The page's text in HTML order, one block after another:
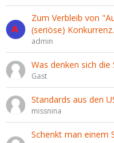
Zum Verbleib von
(seriöse)
admin
Was denken sich die
Gast
Standards aus den
missnina
Schenkt man einem